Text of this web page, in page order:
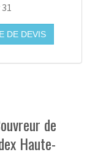
DE DEVIS
de
Haute-